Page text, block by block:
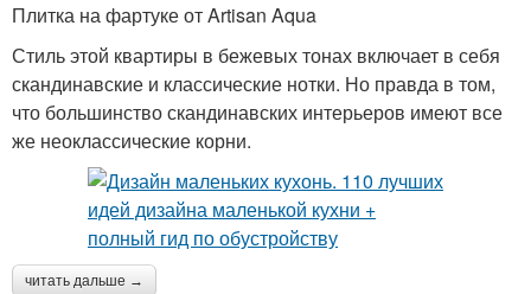
Плитка на фартуке от Artisan Aqua
Стиль этой квартиры в бежевых тонах включает в себя
скандинавские и классические нотки. Но правда в том,
что большинство скандинавских интерьеров имеют все
же неоклассические корни.
читать дальше →